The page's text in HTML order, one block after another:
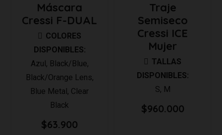
Máscara
Cressi F-DUAL
COLORES
DISPONIBLES:
Azul, Black/Blue,
Black/Orange Lens,
Blue Metal, Clear
Black
$63.900
Traje
Semiseco
Cressi ICE
Mujer
TALLAS
DISPONIBLES:
S, M
$960.000